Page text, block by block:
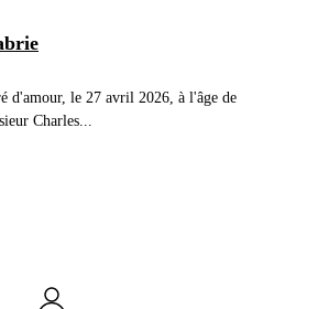
d'amour, le 27 avril 2026, à l'âge de
Charles...